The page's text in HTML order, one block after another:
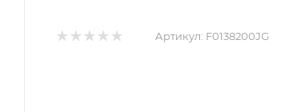
Артикул: F0138200JG